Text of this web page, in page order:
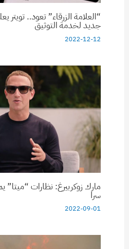
“العلامة الزرقاء” تعود..
جديد لخدمة التوثيق
2022-12-12
مارك زوكربيرغ: نظارات “ميتا”
سرا
2022-09-01